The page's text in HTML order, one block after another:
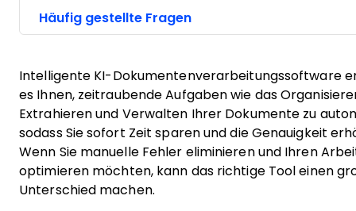
Häufig gestellte Fragen
Intelligente KI-Dokumentenverarbeitungssoftware
es Ihnen, zeitraubende Aufgaben wie das
Extrahieren und Verwalten Ihrer Dokumente zu
sodass Sie sofort Zeit sparen und die Genauigkeit
Wenn Sie manuelle Fehler eliminieren und Ihren
optimieren möchten, kann das richtige Tool einen
Unterschied machen.